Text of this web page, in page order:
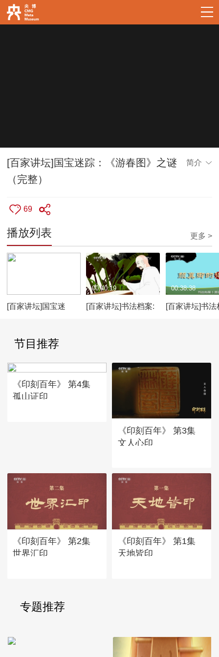
[百家讲坛]国宝迷踪：《游春图》之谜
（完整）
简介
69
播放列表 更多 >
[百家讲坛]国宝迷
[百家讲坛]书法档案:
00:40:19
[百家讲坛]书法
00:38:38
节目推荐
《印刻百年》 第4集
孤山证印
《印刻百年》 第3集
文人心印
《印刻百年》 第2集
世界汇印
《印刻百年》 第1集
天地皆印
专题推荐